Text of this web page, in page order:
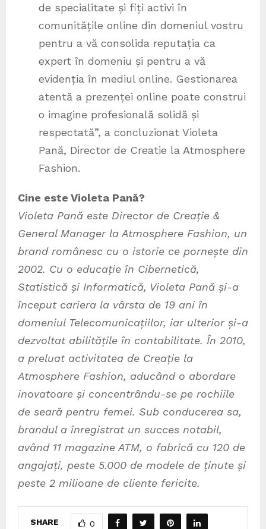
de specialitate și fiți activi în
comunitățile online din domeniul vostru
pentru a vă consolida reputația ca
expert în domeniu și pentru a vă
evidenția în mediul online. Gestionarea
atentă a prezenței online poate construi
o imagine profesională solidă și
respectată”, a concluzionat Violeta
Pană, Director de Creatie la Atmosphere
Fashion.
Cine este Violeta Pană?
Violeta Pană este Director de Creație &
General Manager la Atmosphere Fashion, un
brand românesc cu o istorie ce pornește din
2002. Cu o educație în Cibernetică,
Statistică și Informatică, Violeta Pană și-a
început cariera la vârsta de 19 ani în
domeniul Telecomunicațiilor, iar ulterior și-a
dezvoltat abilitățile în contabilitate. În 2010,
a preluat activitatea de Creație la
Atmosphere Fashion, aducând o abordare
inovatoare și concentrându-se pe rochiile
de seară pentru femei. Sub conducerea sa,
brandul a înregistrat un succes notabil,
având 11 magazine ATM, o fabrică cu 120 de
angajați, peste 5.000 de modele de ținute și
peste 2 milioane de cliente fericite.
SHARE 0